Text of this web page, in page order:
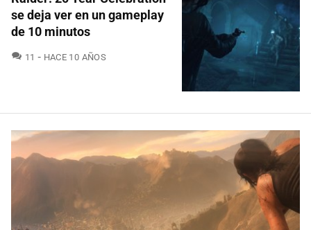
se deja ver en un gameplay
de 10 minutos
11 COMENTARIOS
HACE 10 AÑOS